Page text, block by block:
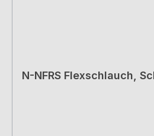
N-NFRS Flexschlauch,